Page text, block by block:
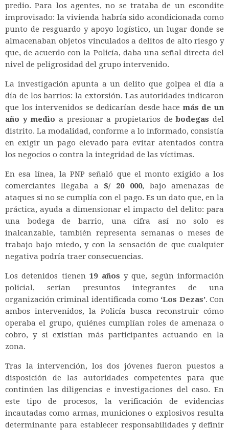
predio. Para los agentes, no se trataba de un escondite
improvisado: la vivienda habría sido acondicionada como
punto de resguardo y apoyo logístico, un lugar donde se
almacenaban objetos vinculados a delitos de alto riesgo y
que, de acuerdo con la Policía, daba una señal directa del
nivel de peligrosidad del grupo intervenido.
La investigación apunta a un delito que golpea el día a
día de los barrios: la extorsión. Las autoridades indicaron
que los intervenidos se dedicarían desde hacemás de un
año y medio a presionar a propietarios debodegas del
distrito. La modalidad, conforme a lo informado, consistía
en exigir un pago elevado para evitar atentados contra
los negocios o contra la integridad de las víctimas.
En esa línea, la PNP señaló que el monto exigido a los
comerciantes llegaba aS/ 20 000, bajo amenazas de
ataques si no se cumplía con el pago. Es un dato que, en la
práctica, ayuda a dimensionar el impacto del delito: para
una bodega de barrio, una cifra así no solo es
inalcanzable, también representa semanas o meses de
trabajo bajo miedo, y con la sensación de que cualquier
negativa podría traer consecuencias.
Los detenidos tienen19 años y que, según información
policial, serían presuntos integrantes de una
organización criminal identificada como ‘Los Dezas’. Con
ambos intervenidos, la Policía busca reconstruir cómo
operaba el grupo, quiénes cumplían roles de amenaza o
cobro, y si existían más participantes actuando en la
zona.
Tras la intervención, los dos jóvenes fueron puestos a
disposición de las autoridades competentes para que
continúen las diligencias e investigaciones del caso. En
este tipo de procesos, la verificación de evidencias
incautadas como armas, municiones o explosivos resulta
determinante para establecer responsabilidades y definir